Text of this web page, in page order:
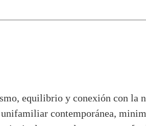
equilibrio y conexión con la
contemporánea,